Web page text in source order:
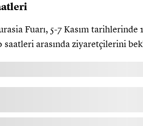
Fuarı, 5-7 Kasım tarihlerinde
saatleri arasında ziyaretçilerini